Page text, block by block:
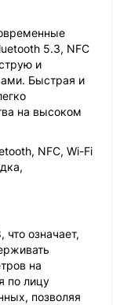
5.3, NFC
и
Быстрая и
на высоком
NFC, Wi-Fi
означает,
на
по лицу
позволяя